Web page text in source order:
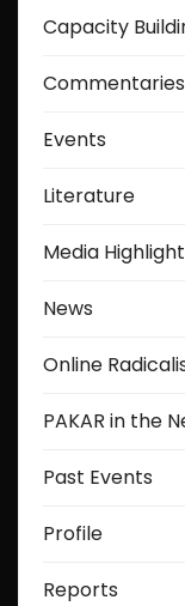
Capacity
Commentaries
Events
Literature
Media Highlight
News
Online
PAKAR in the
Past Events
Profile
Reports